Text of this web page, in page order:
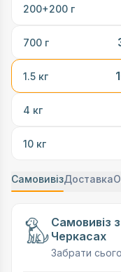
200+200 г
700 г
1.5 кг
4 кг
10 кг
СамовивізДоставка
Самовивіз
Черкасах
Забрати